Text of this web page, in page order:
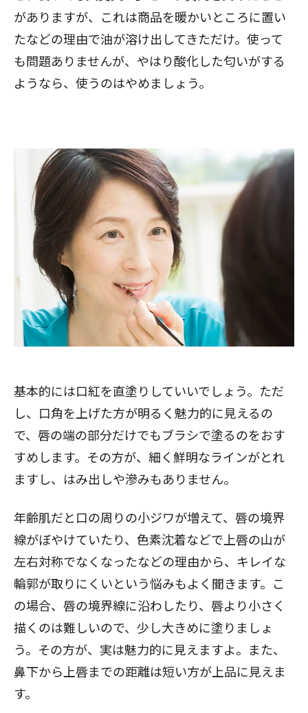
がありますが、これは商品を暖かいところに置い
たなどの理由で油が溶け出してきただけ。使って
も問題ありませんが、やはり酸化した匂いがする
ようなら、使うのはやめましょう。
基本的には口紅を直塗りしていいでしょう。ただ
し、口角を上げた方が明るく魅力的に見えるの
で、唇の端の部分だけでもブラシで塗るのをおす
すめします。その方が、細く鮮明なラインがとれ
ますし、はみ出しや滲みもありません。
年齢肌だと口の周りの小ジワが増えて、唇の境界
線がぼやけていたり、色素沈着などで上唇の山が
左右対称でなくなったなどの理由から、キレイな
輪郭が取りにくいという悩みもよく聞きます。こ
の場合、唇の境界線に沿わしたり、唇より小さく
描くのは難しいので、少し大きめに塗りましょ
う。その方が、実は魅力的に見えますよ。また、
鼻下から上唇までの距離は短い方が上品に見えま
す。
閉じる